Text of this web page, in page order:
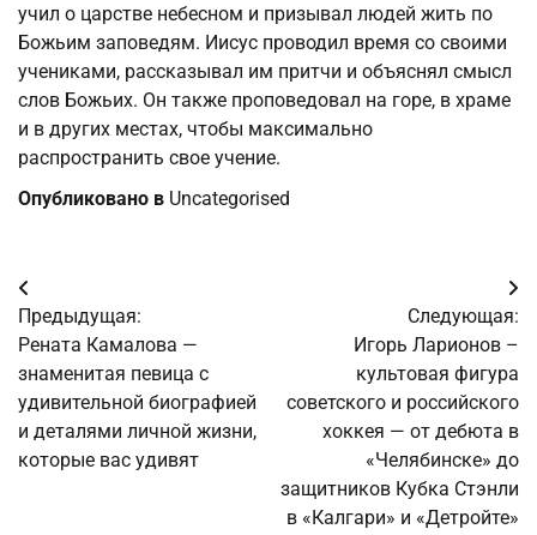
учил о царстве небесном и призывал людей жить по
Божьим заповедям. Иисус проводил время со своими
учениками, рассказывал им притчи и объяснял смысл
слов Божьих. Он также проповедовал на горе, в храме
и в других местах, чтобы максимально
распространить свое учение.
Опубликовано в Uncategorised
Навигация
по
записям
Предыдущая:
Рената Камалова —
знаменитая певица с
удивительной биографией
и деталями личной жизни,
которые вас удивят
Следующая:
Игорь Ларионов –
культовая фигура
советского и российского
хоккея — от дебюта в
«Челябинске» до
защитников Кубка Стэнли
в «Калгари» и «Детройте»